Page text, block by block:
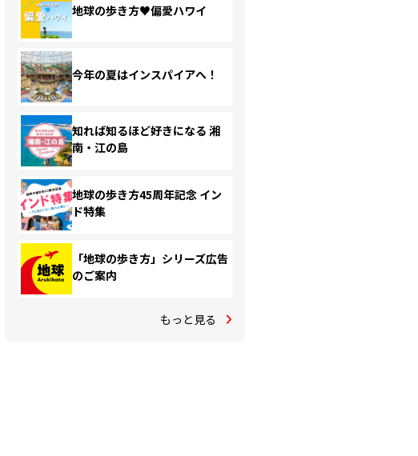
地球の歩き方♥偏愛ハワイ
今年の夏はインスパイアへ！
知れば知るほど好きになる 湘
南・江の島
地球の歩き方45周年記念 イン
ド特集
「地球の歩き方」シリーズ広告
のご案内
もっと見る